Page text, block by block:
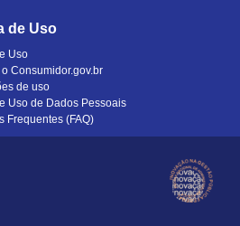
de Uso
Uso
Consumidor.gov.br
de uso
Uso de Dados Pessoais
Frequentes (FAQ)